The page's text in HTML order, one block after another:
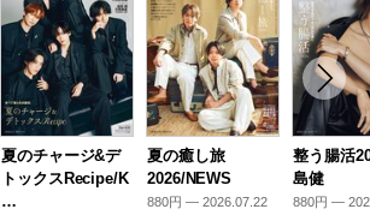
夏のチャージ&デ
トックスRecipe/K
…
夏の癒し旅
2026/NEWS
880円 — 2026.07.22
整う腸活
島健
880円 —